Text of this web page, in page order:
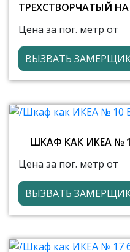
ТРЕХСТВОРЧАТЫЙ НА
Цена за пог. метр от
ВЫЗВАТЬ
ШКАФ КАК ИКЕА №
Цена за пог. метр от
ВЫЗВАТЬ